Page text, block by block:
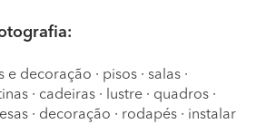
e decoração · pisos · salas ·
· cadeiras · lustre · quadros ·
· decoração · rodapés · instalar